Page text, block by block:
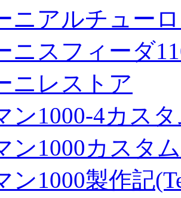
ニアルチュー
ニスフィーダ
ニレストア
ン1000-4カス
ン1000カスタ
ン1000製作記